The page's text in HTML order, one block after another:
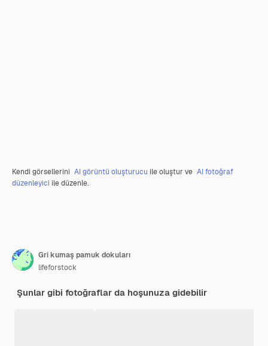
Kendi görsellerini AI görüntü oluşturucu ile oluştur ve AI fotoğraf
düzenleyici ile düzenle.
Gri kumaş pamuk dokuları
lifeforstock
Şunlar gibi fotoğraflar da hoşunuza gidebilir